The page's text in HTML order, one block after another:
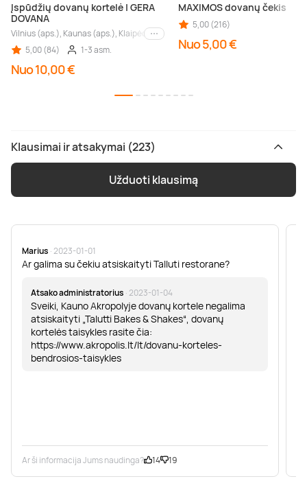
Įspūdžių dovanų kortelė | GERA
DOVANA
Vilnius (aps.), Kaunas (aps.), Klaipėda (aps.), Palanga (aps.), Nida (aps.),
Kiti miestai
5,00 (84)
1-3 asm.
Nuo 10,00 €
MAXIMOS dovanų čekis
5,00 (216)
Nuo 5,00 €
Klausimai ir atsakymai (223)
Užduoti klausimą
Marius · 2023-01-01
Ar galima su čekiu atsiskaityti Talluti restorane?
Atsako administratorius · 2023-01-04
Sveiki, Kauno Akropolyje dovanų kortele negalima
atsiskaityti „Talutti Bakes & Shakes“, dovanų
kortelės taisykles rasite čia:
https://www.akropolis.lt/lt/dovanu-korteles-
bendrosios-taisykles
Ar ši informacija Jums naudinga? 14 19